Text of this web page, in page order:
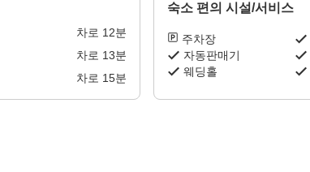
차로 12분
차로 13분
차로 15분
숙소 편의 시설/서비스
주차장
자동판매기
웨딩홀